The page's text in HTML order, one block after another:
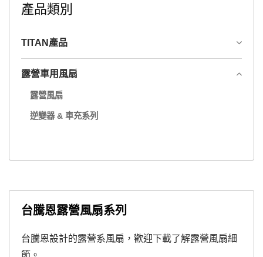
產品類別
TITAN產品
露營車用風扇
露營風扇
逆變器 & 車充系列
台騰恩露營風扇系列
台騰恩設計的露營系風扇，歡迎下載了解露營風扇細
節。